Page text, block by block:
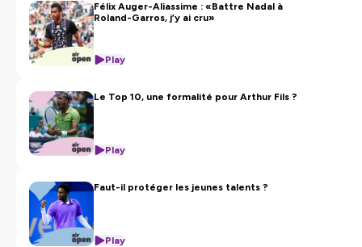
Félix Auger-Aliassime : «Battre Nadal à
Roland-Garros, j’y ai cru»
Play
Le Top 10, une formalité pour Arthur Fils ?
Play
Faut-il protéger les jeunes talents ?
Play